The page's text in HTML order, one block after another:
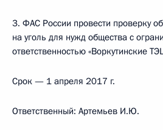
3. ФАС России провести проверку
на уголь для нужд общества с
ответственностью «Воркутинские
Срок — 1 апреля 2017 г.
Ответственный: Артемьев И.Ю.